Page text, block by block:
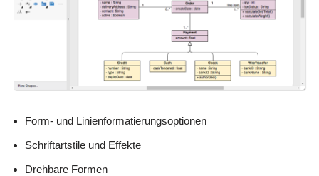
Form- und Linienformatierungsoptionen
Schriftartstile und Effekte
Drehbare Formen